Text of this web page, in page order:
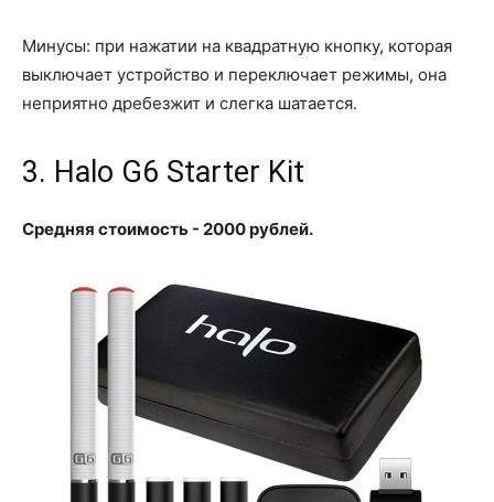
Минусы: при нажатии на квадратную кнопку, которая
выключает устройство и переключает режимы, она
неприятно дребезжит и слегка шатается.
3. Halo G6 Starter Kit
Средняя стоимость - 2000 рублей.